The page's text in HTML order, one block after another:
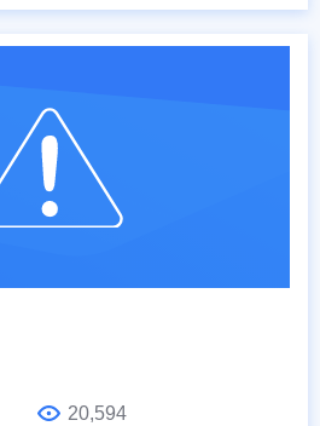
20,594